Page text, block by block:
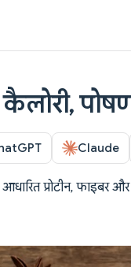
Claude
आधारित प्रोटीन,